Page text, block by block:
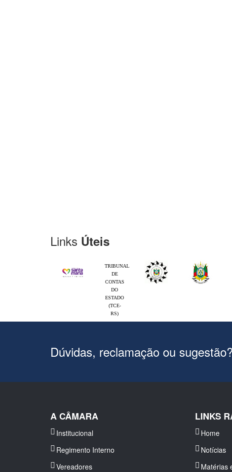
Links Úteis
TRIBUNAL
DE
CONTAS
DO
ESTADO
(TCE-
RS)
Dúvidas, reclamação ou sugestão?
A CÂMARA
Institucional
Regimento Interno
Vereadores
LINKS
Home
Notícias
Matérias